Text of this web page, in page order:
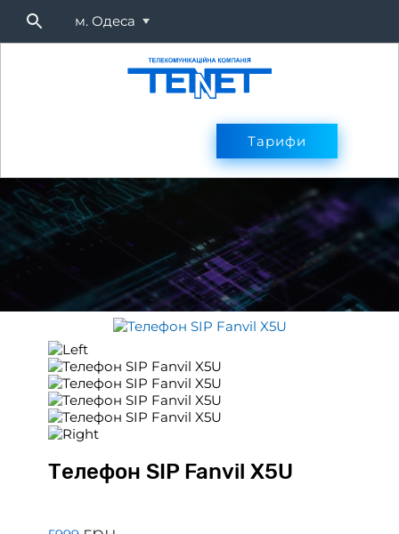
м. Одеса
Оплата
Тарифи
Телефон SIP Fanvil X5U